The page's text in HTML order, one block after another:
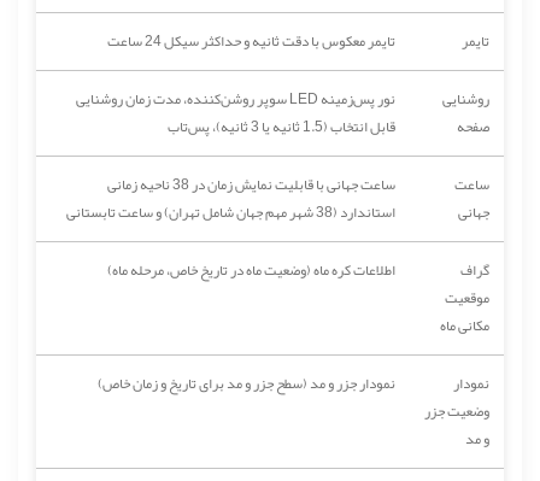
تایمر
تایمر معکوس با دقت ثانیه و حداکثر سیکل 24 ساعت
روشنایی
صفحه
نور پس‌زمینه LED سوپر روشن‌کننده، مدت زمان روشنایی
قابل انتخاب (1.5 ثانیه یا 3 ثانیه)، پس‌تاب
ساعت
جهانی
ساعت جهانی با قابلیت نمایش زمان در 38 ناحیه زمانی
استاندارد (38 شهر مهم جهان شامل تهران) و ساعت تابستانی
گراف
موقعیت
مکانی ماه
اطلاعات کره ماه (وضعیت ماه در تاریخ خاص، مرحله ماه)
نمودار
وضعیت جزر
و مد
نمودار جزر و مد (سطح جزر و مد برای تاریخ و زمان خاص)